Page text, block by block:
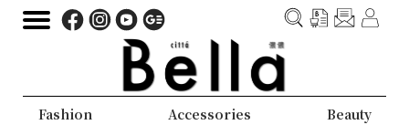
Fashion Accessories Beauty